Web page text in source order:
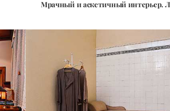
Мрачный и аскетичный интерьер.